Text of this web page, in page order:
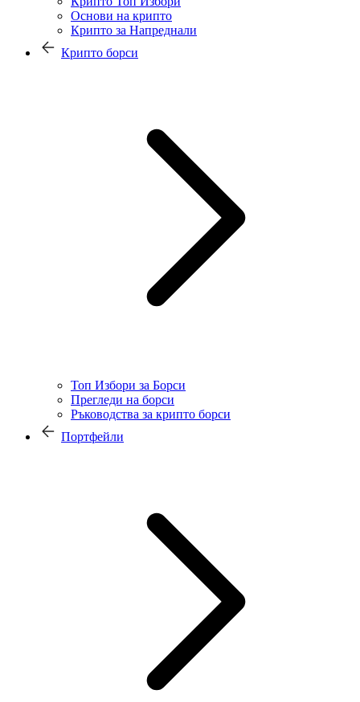
Основи на крипто
Крипто за Напреднали
Крипто борси
Топ Избори за Борси
Прегледи на борси
Ръководства за крипто борси
Портфейли